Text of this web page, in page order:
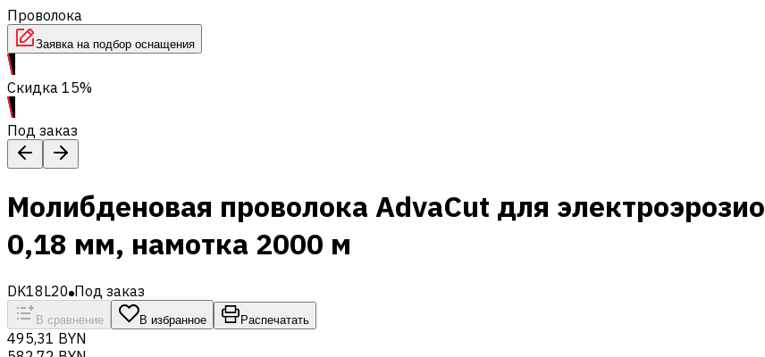
Проволока
Заявка на подбор оснащения
Скидка 15%
Под заказ
Молибденовая проволока AdvaCut для
0,18 мм, намотка 2000 м
DK18L20 Под заказ
В сравнение В избранное Распечатать
495,31 BYN